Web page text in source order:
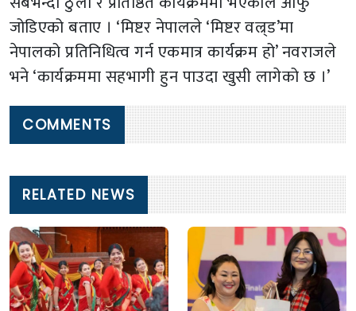
जोडिएको बताए । ‘मिष्टर नेपालले ‘मिष्टर वल्र्ड’मा
नेपालको प्रतिनिधित्व गर्न एकमात्र कार्यक्रम हो’ नवराजले
भने ‘कार्यक्रममा सहभागी हुन पाउदा खुसी लागेको छ ।’
COMMENTS
RELATED NEWS